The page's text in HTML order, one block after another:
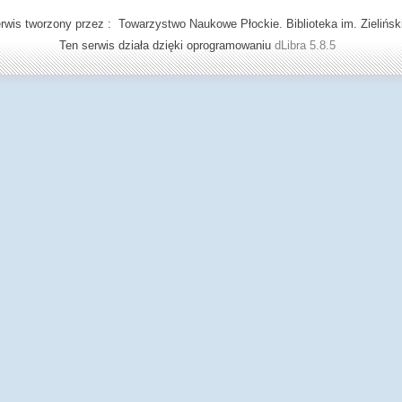
tworzony przez : Towarzystwo Naukowe Płockie. Biblioteka im.
Ten serwis działa dzięki oprogramowaniu dLibra 5.8.5